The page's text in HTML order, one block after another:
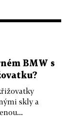
BMW s
skly a